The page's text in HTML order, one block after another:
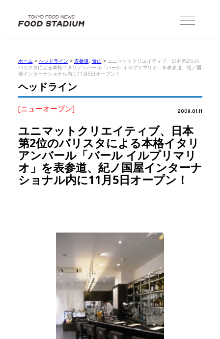
MENU
ホーム > ヘッドライン > 表参道, 青山 > ユニマットクリエイティブ、日本第2位の
バリスタによる本格イタリアンバール「バール イルプリマリオ」を表参道、紀ノ国
屋インターナショナル内に11月5日オープン！
ヘッドライン
[ニューオープン] 2009.01.11
ユニマットクリエイティブ、日本
第2位のバリスタによる本格イタリ
アンバール「バール イルプリマリ
オ」を表参道、紀ノ国屋インターナ
ショナル内に11月5日オープン！